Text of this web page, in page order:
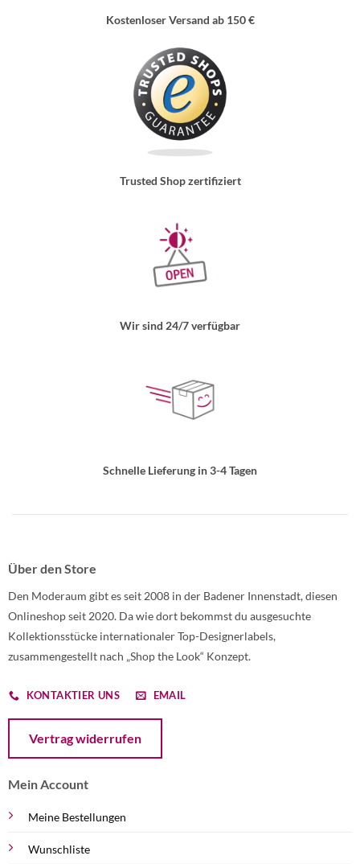
Kostenloser Versand ab 150 €
Trusted Shop zertifiziert
Wir sind 24/7 verfügbar
Schnelle Lieferung in 3-4 Tagen
Über den Store
Den Moderaum gibt es seit 2008 in der Badener Innenstadt, diesen
Onlineshop seit 2020. Da wie dort bekommst du ausgesuchte
Kollektionsstücke internationaler Top-Designerlabels,
zusammengestellt nach „Shop the Look“ Konzept.
KONTAKTIER UNS EMAIL
Vertrag widerrufen
Mein Account
Meine Bestellungen
Wunschliste